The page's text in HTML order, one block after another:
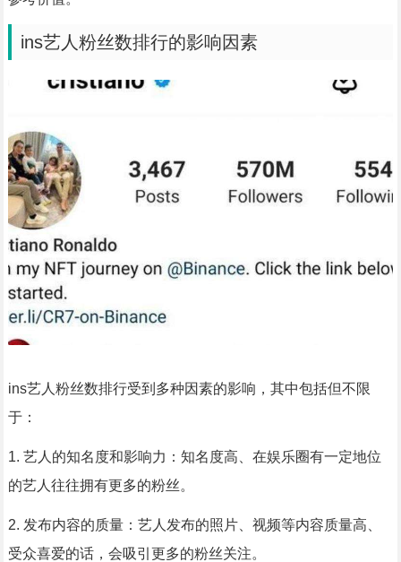
ins艺人粉丝数排行的影响因素
ins艺人粉丝数排行受到多种因素的影响，其中包括但不限
于：
1. 艺人的知名度和影响力：知名度高、在娱乐圈有一定地位
的艺人往往拥有更多的粉丝。
2. 发布内容的质量：艺人发布的照片、视频等内容质量高、
受众喜爱的话，会吸引更多的粉丝关注。